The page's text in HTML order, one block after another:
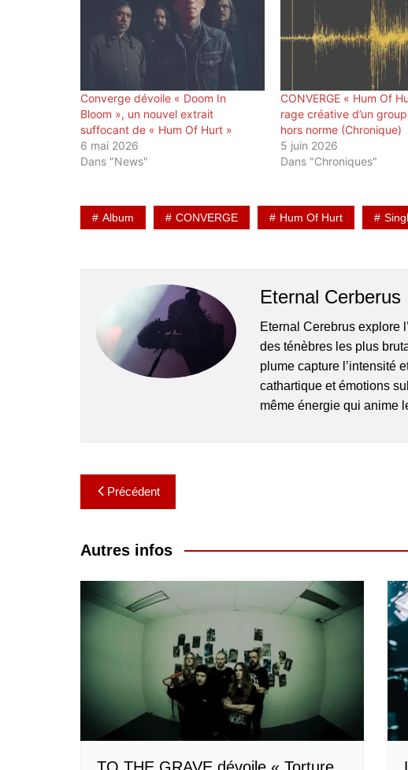
Converge dévoile « Doom In
Bloom », un nouvel extrait
suffocant de « Hum Of Hurt »
6 mai 2026
Dans "News"
CONVERGE « Hum Of
rage créative d’un
hors norme (Chronique)
5 juin 2026
Dans "Chroniques"
Album CONVERGE Hum Of Hurt
Eternal Cerberus
Eternal Cerebrus explore
des ténèbres les plus
plume capture l’intensité
cathartique et émotions
même énergie qui anime
Navigation
de
l’article
Précédent
Autres infos